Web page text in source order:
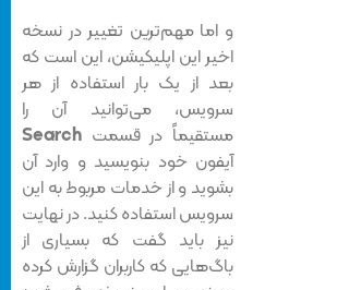
و اما مهم‌ترین تغییر در نسخه‌
اخیر این اپلیکیشن، این است که
بعد از یک بار استفاده از هر
سرویس، می‌توانید آن را
مستقیماً در قسمتSearch
آیفون خود بنویسید و وارد آن
بشوید و از خدمات مربوط به این
سرویس استفاده کنید. در نهایت
نیز باید گفت که بسیاری از
باگ‌هایی که کاربران گزارش کرده